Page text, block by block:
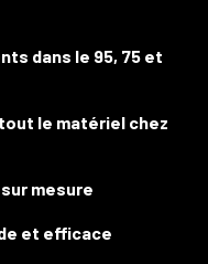
dans le 95, 75 et
le matériel chez
mesure
et efficace